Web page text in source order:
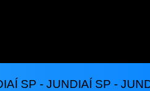
- JUNDIAÍ SP -